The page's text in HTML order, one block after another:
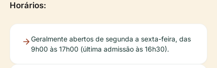
Horários:
Geralmente abertos de segunda a sexta-feira, das
9h00 às 17h00 (última admissão às 16h30).